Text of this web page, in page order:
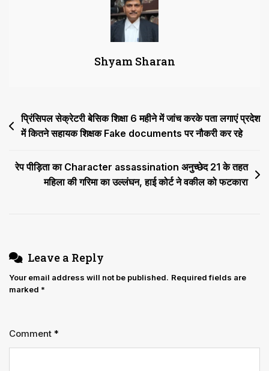
नहीं
जा
सकता
लिए
ऐसा
पीड़ित
का
Shyam Sharan
Post
navigation
प्रिंसिपल सेक्रेटरी बेसिक शिक्षा 6 महीने में जांच करके पता लगाएं प्रदेश
में कितने सहायक शिक्षक Fake documents पर नौकरी कर रहे
रेप पीड़िता का Character assassination अनुच्छेद 21 के तहत
महिला की गरिमा का उल्लंघन, हाई कोर्ट ने वकील को फटकारा
Leave a Reply
Your email address will not be published. Required fields are
marked *
Comment *